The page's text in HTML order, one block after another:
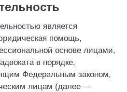
является
помощь,
основе лицами,
в порядке,
Федеральным законом,
лицам (далее —